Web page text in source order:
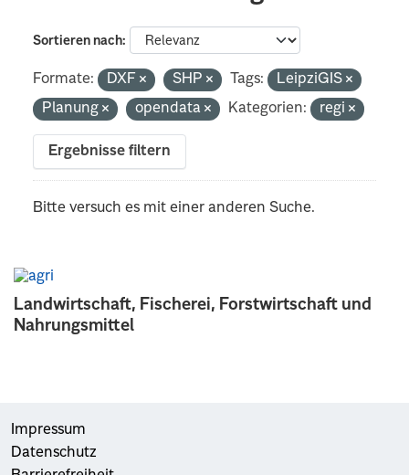
Landwirtschaft, Fischerei, Forstwirtschaft und
Nahrungsmittel
Sortieren nach
Formate: DXF SHP Tags:
LeipziGIS
Planung
opendata Kategorien: regi
Ergebnisse filtern
Bitte versuch es mit einer anderen Suche.
Impressum
Datenschutz